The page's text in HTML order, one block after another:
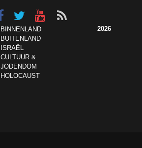
BINNENLAND
BUITENLAND
ISRAËL
CULTUUR &
JODENDOM
HOLOCAUST
2026